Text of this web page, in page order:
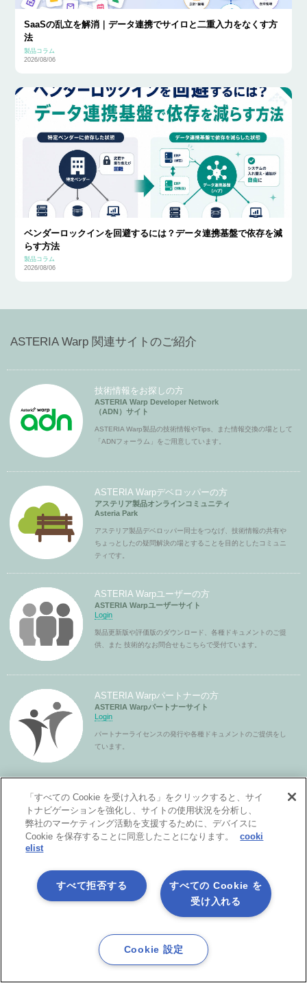
SaaSの乱立を解消｜データ連携でサイロと二重入力をなくす方
法
製品コラム
2026/08/06
ベンダーロックインを回避するには？データ連携基盤で依存を減
らす方法
製品コラム
2026/08/06
ASTERIA Warp 関連サイトのご紹介
技術情報をお探しの方
ASTERIA Warp Developer Network
（ADN）サイト
ASTERIA Warp製品の技術情報やTips、また情報交換の場として
「ADNフォーラム」をご用意しています。
ASTERIA Warpデベロッパーの方
アステリア製品オンラインコミュニティ
Asteria Park
アステリア製品デベロッパー同士をつなげ、技術情報の共有や
ちょっとしたの疑問解決の場とすることを目的としたコミュニ
ティです。
ASTERIA Warpユーザーの方
ASTERIA Warpユーザーサイト
Login
製品更新版や評価版のダウンロード、各種ドキュメントのご提
供、また 技術的なお問合せもこちらで受付ています。
ASTERIA Warpパートナーの方
ASTERIA Warpパートナーサイト
Login
パートナーライセンスの発行や各種ドキュメントのご提供をし
ています。
製品サービス
ASTERIA Warpとは？
特長 オプション機能
「すべての Cookie を受け入れる」をクリックすると、サイ
トナビゲーションを強化し、サイトの使用状況を分析し、
弊社のマーケティング活動を支援するために、デバイスに
Cookie を保存することに同意したことになります。
cooki
elist
すべての Cookie を
受け入れる
すべて拒否する
Cookie 設定